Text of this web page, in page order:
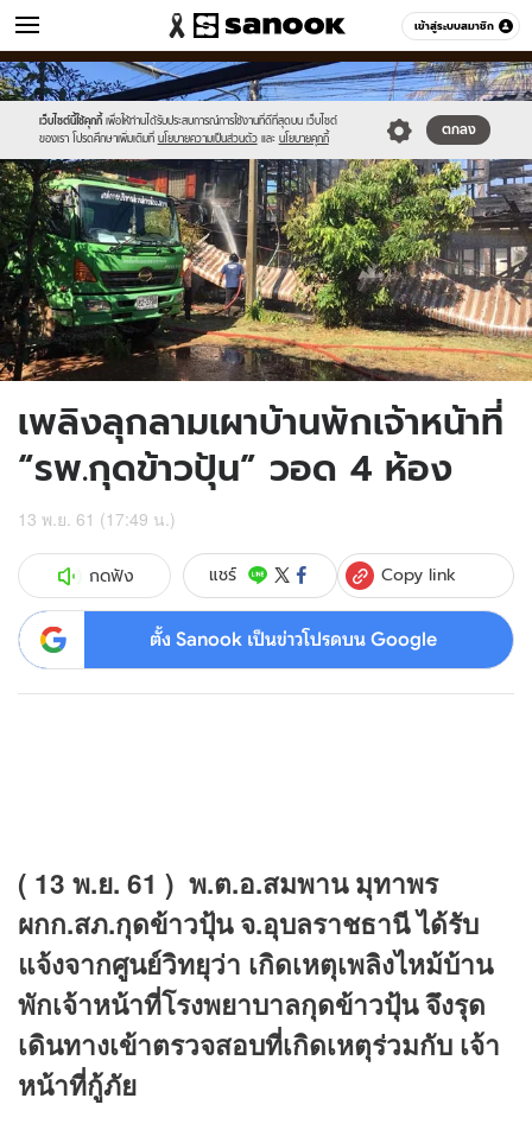
เข้าสู่ระบบสมาชิก
ข่าว หมวดอื่นๆ
เว็บไซต์นี้ใช้คุกกี้ เพื่อให้ท่านได้รับประสบการณ์การใช้งานที่ดีที่สุดบน เว็บไซต์
ของเรา โปรดศึกษาเพิ่มเติมที่ นโยบายความเป็นส่วนตัว และ นโยบายคุกกี้
ตกลง
Sanook
//s.isanook.com/sr/0/images/logo-
new-
sanook.png
600
60
//s.isanook.com/ns/0/ud/1515/7575802/aaa.jpg
เพลิงลุกลามเผาบ้านพักเจ้าหน้าที่
“รพ.กุดข้าวปุ้น” วอด 4 ห้อง
13 พ.ย. 61 (17:49 น.)
กดฟัง แชร์ Copy link
ตั้ง Sanook เป็นข่าวโปรดบน Google
( 13 พ.ย. 61 ) พ.ต.อ.สมพาน มุทาพร
ผกก.สภ.กุดข้าวปุ้น จ.อุบลราชธานี ได้รับ
แจ้งจากศูนย์วิทยุว่า เกิดเหตุเพลิงไหม้บ้าน
พักเจ้าหน้าที่โรงพยาบาลกุดข้าวปุ้น จึงรุด
เดินทางเข้าตรวจสอบที่เกิดเหตุร่วมกับ เจ้า
หน้าที่กู้ภัย